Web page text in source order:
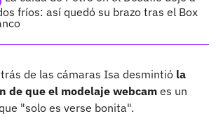
fríos: así quedó su brazo tras el Box
de las cámaras Isa desmintió la
de que el modelaje webcam es un
"solo es verse bonita".